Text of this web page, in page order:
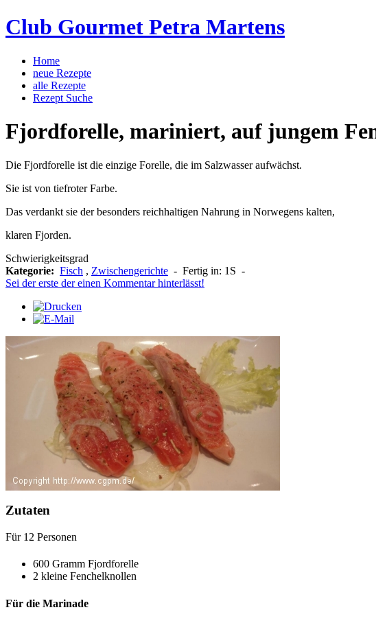
Club Gourmet Petra Martens
Home
neue Rezepte
alle Rezepte
Rezept Suche
Fjordforelle, mariniert, auf jungem
Die Fjordforelle ist die einzige Forelle, die im Salzwasser aufwächst.
Sie ist von tiefroter Farbe.
Das verdankt sie der besonders reichhaltigen Nahrung in Norwegens kalten,
klaren Fjorden.
Schwierigkeitsgrad
Kategorie: Fisch , Zwischengerichte - Fertig in: 1S -
Sei der erste der einen Kommentar hinterlässt!
Zutaten
Für 12 Personen
600 Gramm Fjordforelle
2 kleine Fenchelknollen
Für die Marinade